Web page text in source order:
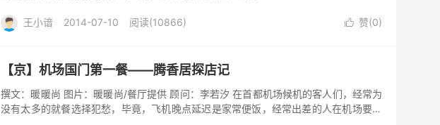
 赞(0)
王小谙 2014-07-10 阅读(10866)
【京】机场国门第一餐——腾香居探店记
撰文：暖暖尚 图片：暖暖尚/餐厅提供 顾问：李若汐 在首都机场候机的客人们，经常为
没有太多的就餐选择犯愁，毕竟，飞机晚点延迟是家常便饭，经常出差的人在机场要消